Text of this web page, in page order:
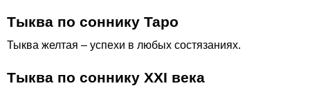
Тыква по соннику Таро
Тыква желтая – успехи в любых состязаниях.
Тыква по соннику ХХІ века